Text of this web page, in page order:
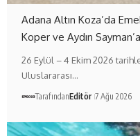
Adana Altın Koza’da
Koper ve Aydın Sayman’a
26 Eylül – 4 Ekim 2026
Uluslararası…
TarafındanEditör 7 Ağu 2026